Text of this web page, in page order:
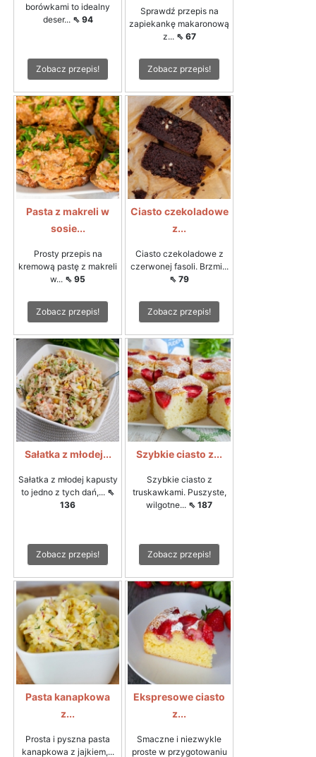
borówkami to idealny
deser... ⇖ 94
Zobacz przepis!
Sprawdź przepis na
zapiekankę makaronową
z... ⇖ 67
Zobacz przepis!
Pasta z makreli w
sosie...
Prosty przepis na
kremową pastę z makreli
w... ⇖ 95
Zobacz przepis!
Ciasto czekoladowe
z...
Ciasto czekoladowe z
czerwonej fasoli. Brzmi...
⇖ 79
Zobacz przepis!
Sałatka z młodej...
Sałatka z młodej kapusty
to jedno z tych dań,... ⇖
136
Zobacz przepis!
Szybkie ciasto z...
Szybkie ciasto z
truskawkami. Puszyste,
wilgotne... ⇖ 187
Zobacz przepis!
Pasta kanapkowa
z...
Prosta i pyszna pasta
kanapkowa z jajkiem,...
Ekspresowe ciasto
z...
Smaczne i niezwykle
proste w przygotowaniu